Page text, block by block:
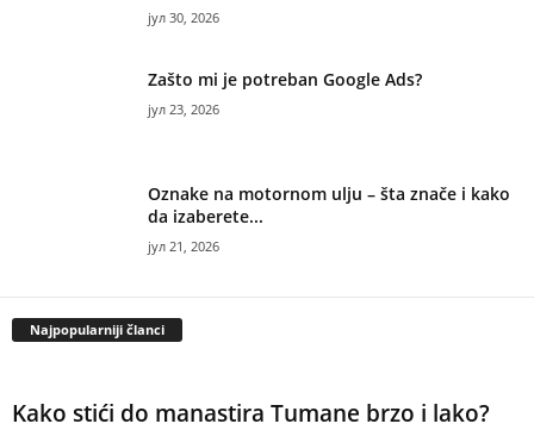
јул 30, 2026
Zašto mi je potreban Google Ads?
јул 23, 2026
Oznake na motornom ulju – šta znače i kako
da izaberete...
јул 21, 2026
Najpopularniji članci
Kako stići do manastira Tumane brzo i lako?